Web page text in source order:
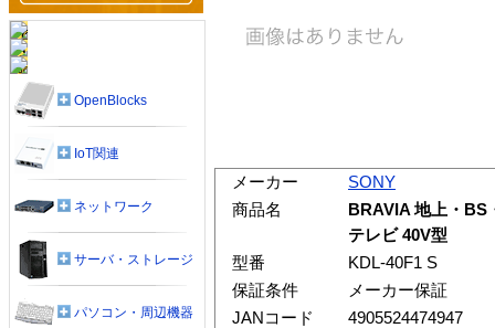
メーカー
SONY
商品名
BRAVIA 地上・BS
テレビ 40V型
型番
KDL-40F1 S
保証条件
メーカー保証
JANコード
4905524474947
OpenBlocks
IoT関連
ネットワーク
サーバ・ストレージ
パソコン・周辺機器